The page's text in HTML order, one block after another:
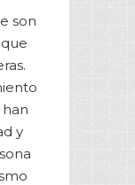
son
y